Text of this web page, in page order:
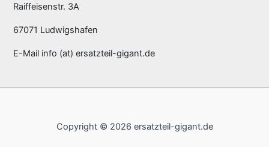
Raiffeisenstr. 3A
67071 Ludwigshafen
E-Mail info (at) ersatzteil-gigant.de
Copyright © 2026 ersatzteil-gigant.de